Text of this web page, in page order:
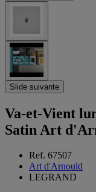
Slide suivante
Va-et-Vient
Satin Art
Ref. 67507
Art d'Arnould
LEGRAND